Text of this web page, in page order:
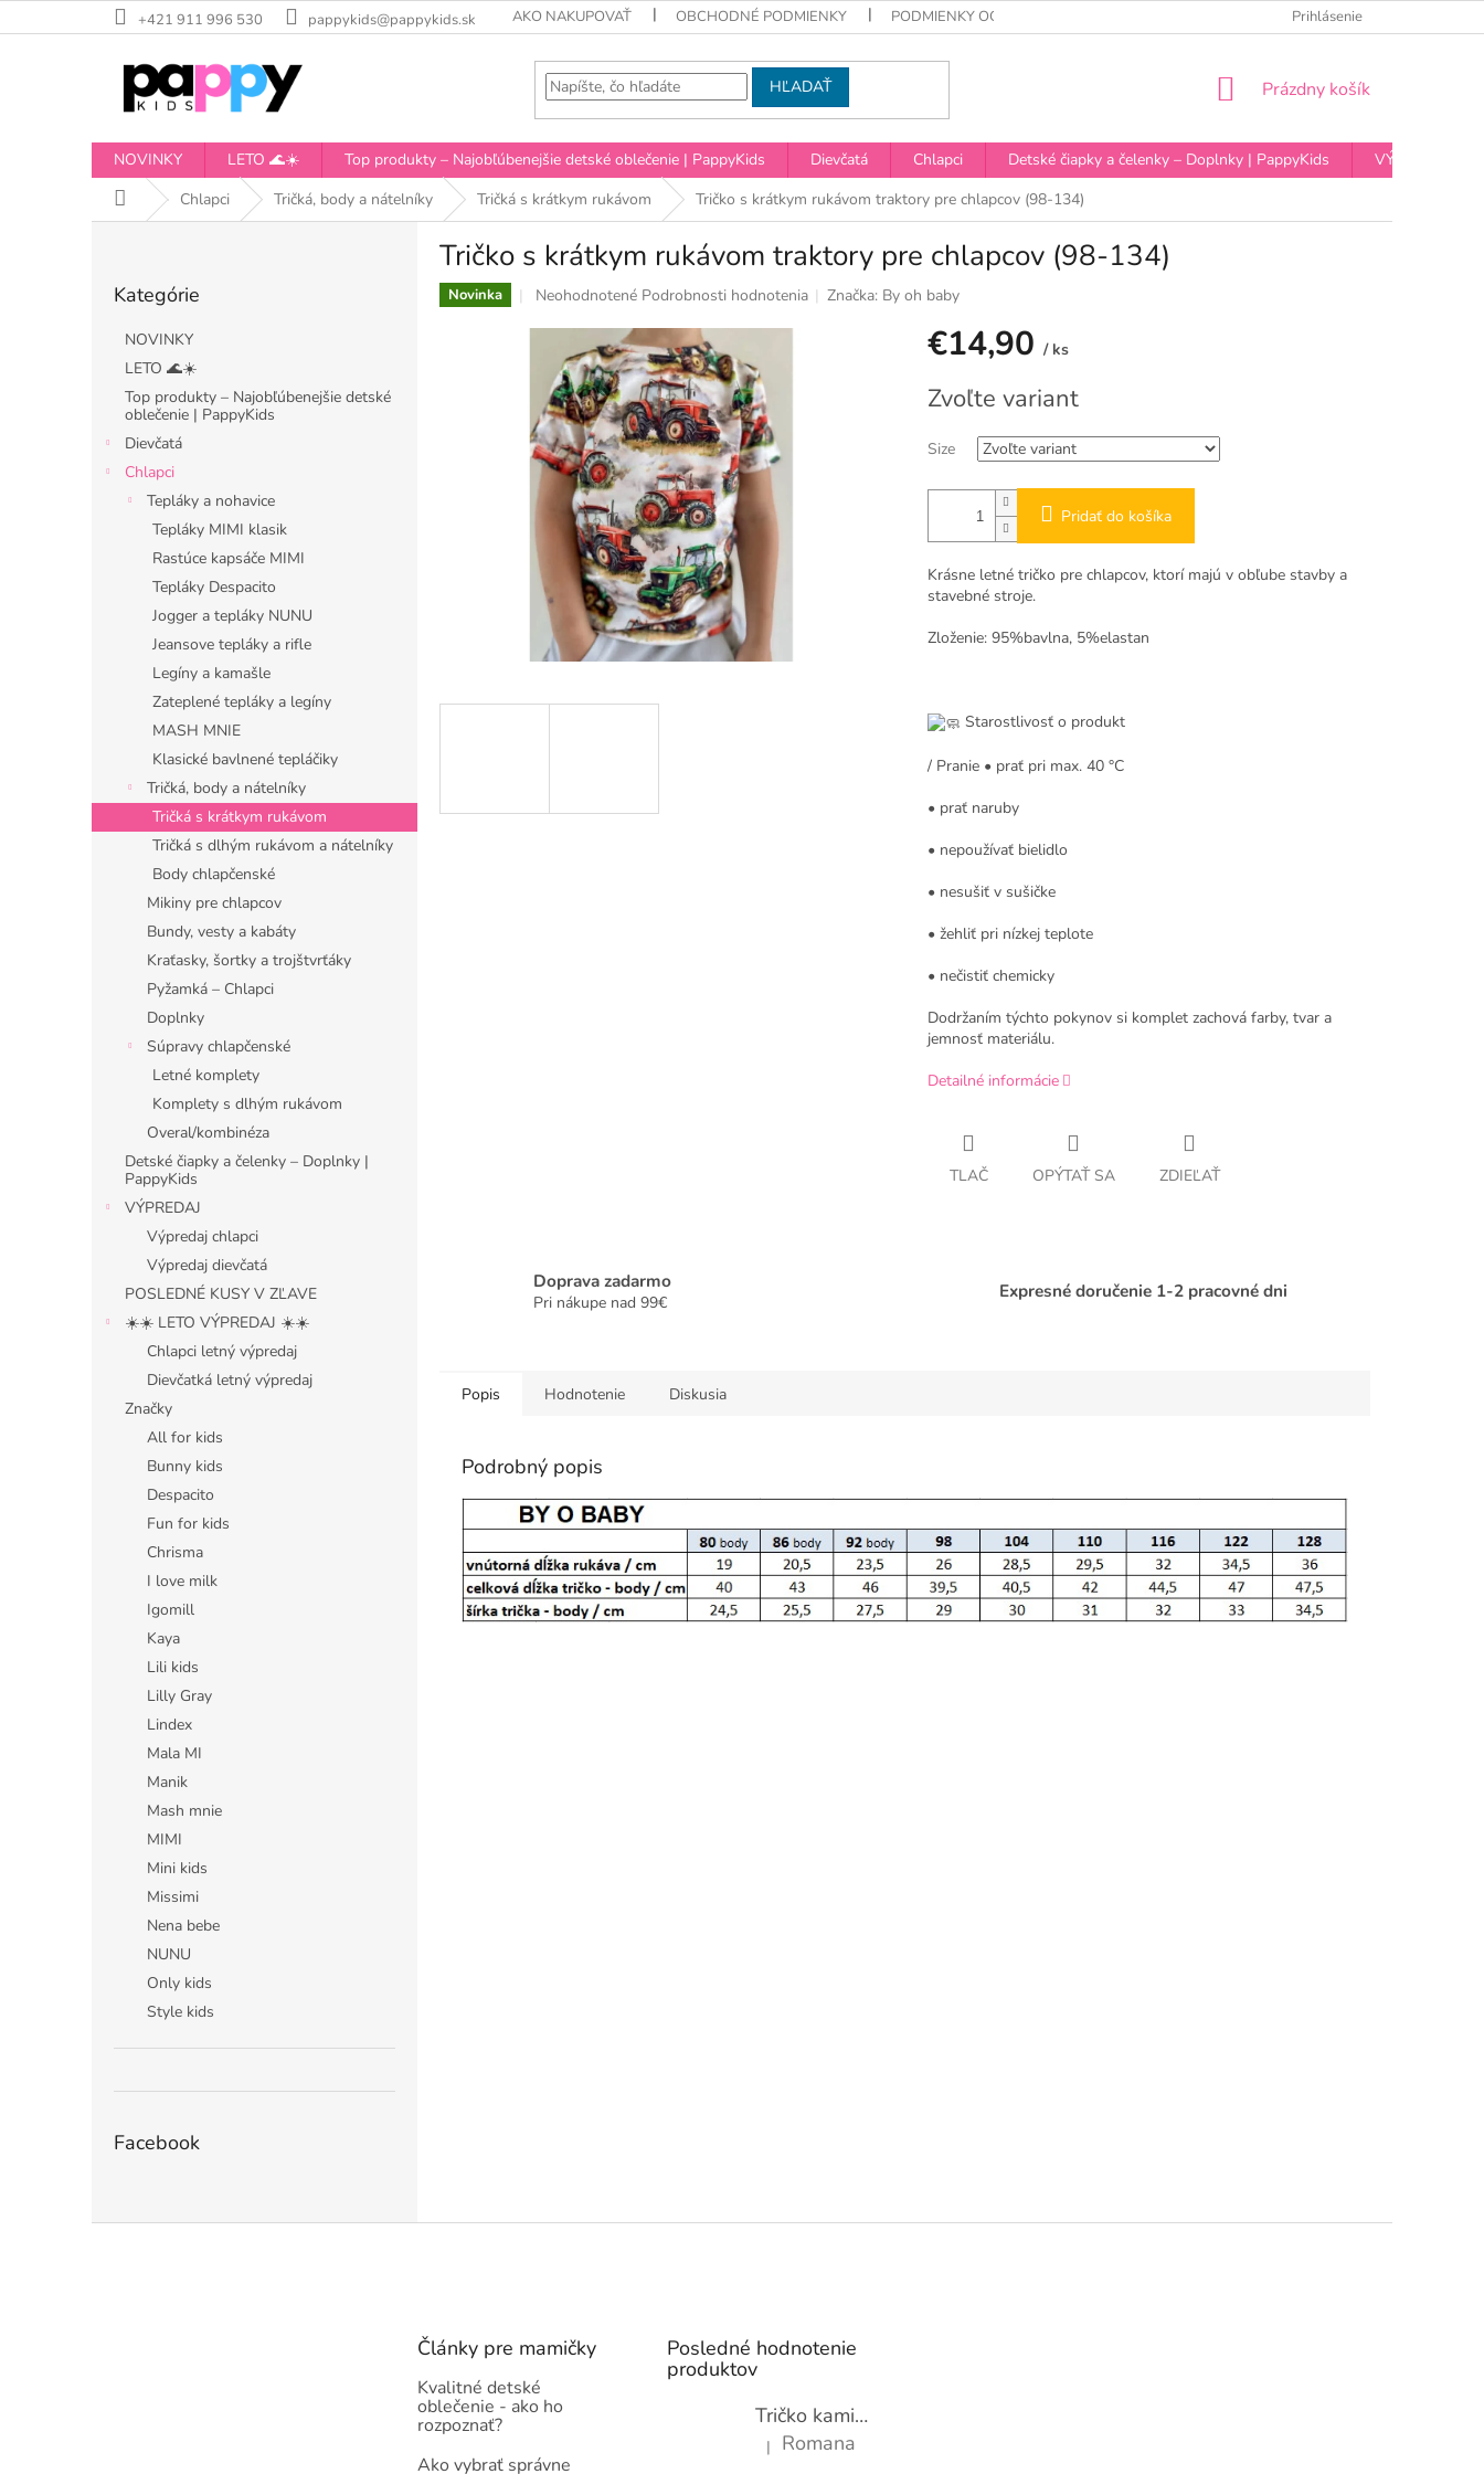
na
+421 911 996 530 pappykids@pappykids.sk AKO NAKUPOVAŤ OBCHODNÉ PODMIENKY PODMIENKY OCHRANY OSOBNÝCH ÚDAJOV Prihlásenie
HĽADAŤ
NÁKUPNÝ
Prázdny košík
NOVINKY LETO 🌊☀️ Top produkty – Najobľúbenejšie detské oblečenie | PappyKids Dievčatá Chlapci Detské čiapky a čelenky – Doplnky | PappyKids
VÝPREDAJ
DomovChlapci Tričká, body a nátelníky Tričká s krátkym rukávom Tričko s krátkym rukávom traktory pre chlapcov (98-134)
kategórie
Kategórie
NOVINKY
LETO 🌊☀️
Top produkty – Najobľúbenejšie detské
oblečenie | PappyKids
Dievčatá
Chlapci
Tepláky a nohavice
Tepláky MIMI klasik
Rastúce kapsáče MIMI
Tepláky Despacito
Jogger a tepláky NUNU
Jeansove tepláky a rifle
Legíny a kamašle
Zateplené tepláky a legíny
MASH MNIE
Klasické bavlnené tepláčiky
Tričká, body a nátelníky
Tričká s krátkym rukávom
Tričká s dlhým rukávom a nátelníky
Body chlapčenské
Mikiny pre chlapcov
Bundy, vesty a kabáty
Kraťasky, šortky a trojštvrťáky
Pyžamká – Chlapci
Doplnky
Súpravy chlapčenské
Letné komplety
Komplety s dlhým rukávom
Overal/kombinéza
Detské čiapky a čelenky – Doplnky |
PappyKids
VÝPREDAJ
Výpredaj chlapci
Výpredaj dievčatá
POSLEDNÉ KUSY V ZĽAVE
☀️☀️ LETO VÝPREDAJ ☀️☀️
Chlapci letný výpredaj
Dievčatká letný výpredaj
Značky
All for kids
Bunny kids
Despacito
Fun for kids
Chrisma
I love milk
Igomill
Kaya
Lili kids
Lilly Gray
Lindex
Mala MI
Manik
Mash mnie
MIMI
Mini kids
Missimi
Nena bebe
NUNU
Only kids
Style kids
Facebook
Tričko s krátkym rukávom traktory pre chlapcov (98-134)
Novinka
Priemerné
0,0
5
hviezdičiek.
Neohodnotené Podrobnosti hodnotenia Značka: By oh baby
€14,90 / ks
cena:
Zvoľte variant
Size
Pridať do košíka
Krásne letné tričko pre chlapcov, ktorí majú v obľube stavby a
stavebné stroje.
Zloženie: 95%bavlna, 5%elastan
Starostlivosť o produkt
/ Pranie • prať pri max. 40 °C
• prať naruby
• nepoužívať bielidlo
• nesušiť v sušičke
• žehliť pri nízkej teplote
• nečistiť chemicky
Dodržaním týchto pokynov si komplet zachová farby, tvar a
jemnosť materiálu.
Detailné informácie
TLAČ OPÝTAŤ SA ZDIEĽAŤ
Doprava zadarmo
Pri nákupe nad 99€ Expresné doručenie 1-2 pracovné dni
Popis Hodnotenie Diskusia
Podrobný popis
Články pre mamičky
Kvalitné detské
oblečenie - ako ho
rozpoznať?
Ako vybrať správne
Posledné hodnotenie
produktov
Tričko kamióny pre chlapcov - novinka (98-134)
Hodnotenie produktu je 5 z 5 hviezdičiek.
| Romana